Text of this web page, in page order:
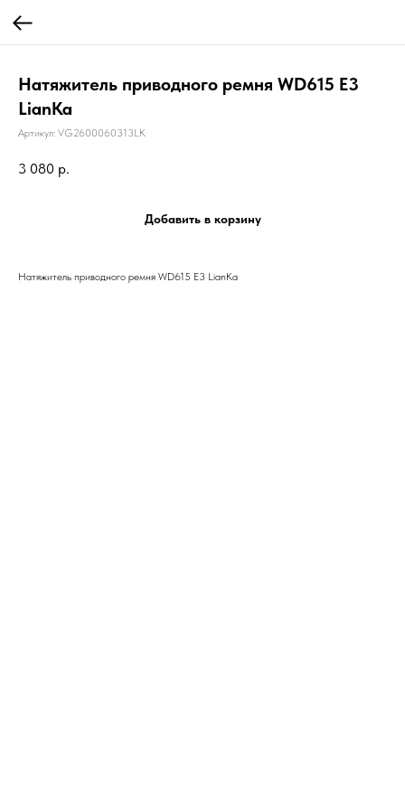
Натяжитель приводного ремня WD615 Е3
LianKa
Артикул: VG2600060313LK
3 080 р.
Добавить в корзину
Натяжитель приводного ремня WD615 Е3 LianKa